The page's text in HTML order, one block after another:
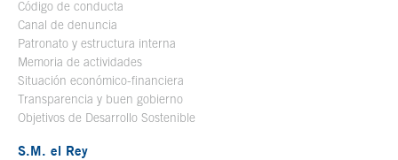
Código de conducta
Canal de denuncia
Patronato y estructura interna
Memoria de actividades
Situación económico-financiera
Transparencia y buen gobierno
Objetivos de Desarrollo Sostenible
S.M. el Rey